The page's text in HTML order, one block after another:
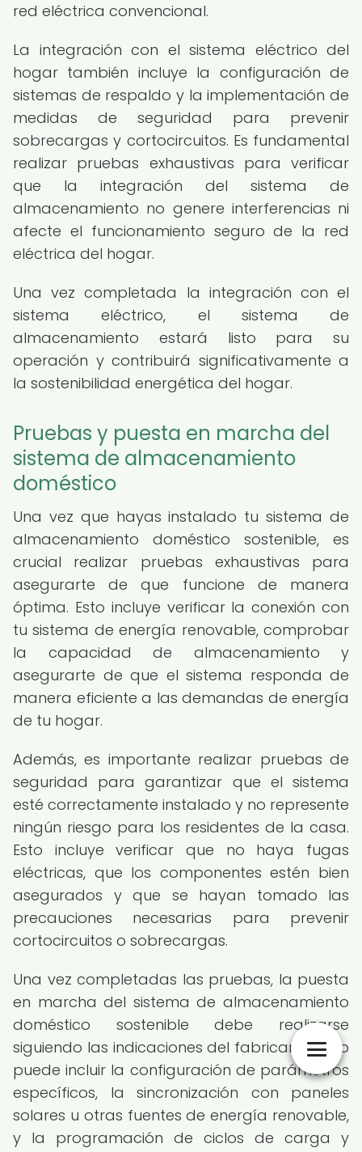
red eléctrica convencional.
La integración con el sistema eléctrico del
hogar también incluye la configuración de
sistemas de respaldo y la implementación de
medidas de seguridad para prevenir
sobrecargas y cortocircuitos. Es fundamental
realizar pruebas exhaustivas para verificar
que la integración del sistema de
almacenamiento no genere interferencias ni
afecte el funcionamiento seguro de la red
eléctrica del hogar.
Una vez completada la integración con el
sistema eléctrico, el sistema de
almacenamiento estará listo para su
operación y contribuirá significativamente a
la sostenibilidad energética del hogar.
Pruebas y puesta en marcha del
sistema de almacenamiento
doméstico
Una vez que hayas instalado tu sistema de
almacenamiento doméstico sostenible, es
crucial realizar pruebas exhaustivas para
asegurarte de que funcione de manera
óptima. Esto incluye verificar la conexión con
tu sistema de energía renovable, comprobar
la capacidad de almacenamiento y
asegurarte de que el sistema responda de
manera eficiente a las demandas de energía
de tu hogar.
Además, es importante realizar pruebas de
seguridad para garantizar que el sistema
esté correctamente instalado y no represente
ningún riesgo para los residentes de la casa.
Esto incluye verificar que no haya fugas
eléctricas, que los componentes estén bien
asegurados y que se hayan tomado las
precauciones necesarias para prevenir
cortocircuitos o sobrecargas.
Una vez completadas las pruebas, la puesta
en marcha del sistema de almacenamiento
doméstico sostenible debe realizarse
siguiendo las indicaciones del fabricante. Esto
puede incluir la configuración de parámetros
específicos, la sincronización con paneles
solares u otras fuentes de energía renovable,
y la programación de ciclos de carga y